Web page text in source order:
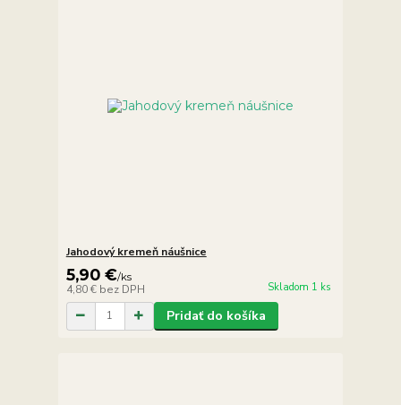
Jahodový kremeň náušnice
5,90 €/ks
4,80 € bez DPH Skladom 1 ks
Pridať do košíka